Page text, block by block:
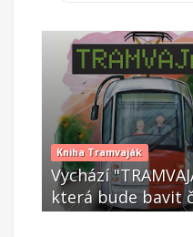
Kniha Tramvaják
Vychází
která bude bavit